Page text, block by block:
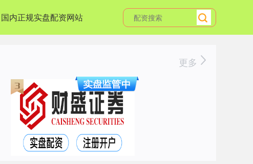
国内正规实盘配资网站
更多